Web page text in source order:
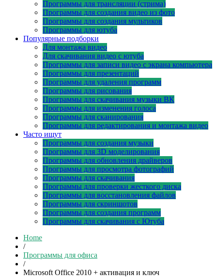
Программы для трансляции (стрима)
Программы для создания видео из фото
Программы для создания мультиков
Программы для ютуба
Популярные подборки
Для монтажа видео
Для скачивания видео с ютуба
Программы для записи видео с экрана компьютера
Программы для презентаций
Программы для удаления программ
Программы для рисования
Программы для скачивания музыки ВК
Программы для изменения голоса
Программы для сканирования
Программы для редактирования и монтажа видео
Часто ищут
Программы для создания музыки
Программы для 3D моделирования
Программы для обновления драйверов
Программы для просмотра фотографий
Программы для скачивания
Программы для проверки жесткого диска
Программы для восстановления файлов
Программы для скриншотов
Программы для создания программ
Программы для скачивания с Ютуба
Home
/
Программы для офиса
/
Microsoft Office 2010 + активация и ключ